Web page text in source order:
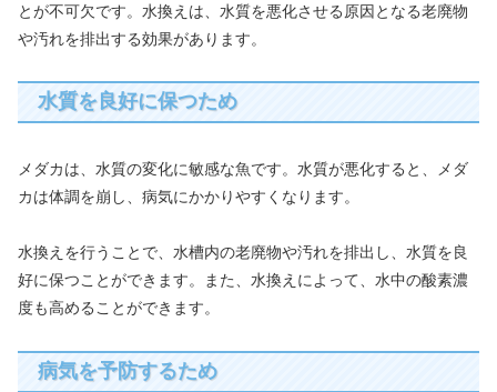
とが不可欠です。水換えは、水質を悪化させる原因となる老廃物
や汚れを排出する効果があります。
水質を良好に保つため
メダカは、水質の変化に敏感な魚です。水質が悪化すると、メダ
カは体調を崩し、病気にかかりやすくなります。
水換えを行うことで、水槽内の老廃物や汚れを排出し、水質を良
好に保つことができます。また、水換えによって、水中の酸素濃
度も高めることができます。
病気を予防するため